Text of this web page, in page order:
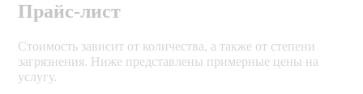
Прайс-лист
Стоимость зависит от количества, а также от степени
загрязнения. Ниже представлены примерные цены на
услугу.